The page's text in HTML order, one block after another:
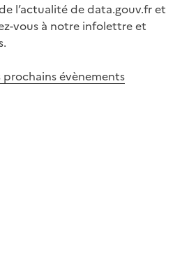
l’actualité de data.gouv.fr et
vous à notre infolettre et
prochains évènements